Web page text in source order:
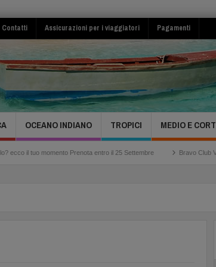
Contatti Assicurazioni per i viaggiatori Pagamenti
OCEANO INDIANO TROPICI MEDIO E
Prenota entro il 25 Settembre Bravo Club Viva Miches